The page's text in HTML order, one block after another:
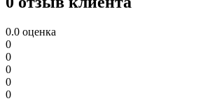
0.0 оценка
0
0
0
0
0